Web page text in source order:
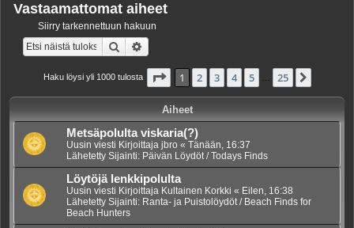
Vastaamattomat aiheet
Siirry tarkennettuun hakuun
Etsi
Haku löysi yli 1000 tulosta Sivu /25
1 2 3 4 5 25
Aiheet
Metsäpolulta viskaria(?)
Uusin viesti Kirjoittaja jbro « Tänään, 16:37
Lähetetty Sijainti: Päivän Löydöt / Todays Finds
Löytöjä lenkkipolulta
Uusin viesti Kirjoittaja Kultainen Korkki « Eilen, 16:38
Lähetetty Sijainti: Ranta- ja Puistolöydöt / Beach Finds for
Beach Hunters